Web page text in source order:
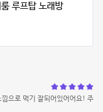
루프탑 노래방
으로 먹기 잘되어있어어요! 주